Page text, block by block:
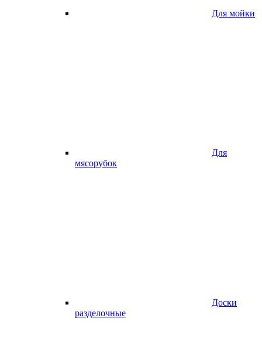
Для мойки
Для
мясорубок
Доски
разделочные